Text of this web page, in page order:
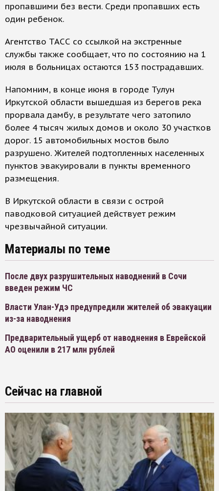
пропавшими без вести. Среди пропавших есть
один ребенок.
Агентство ТАСС со ссылкой на экстренные
службы также сообщает, что по состоянию на 1
июля в больницах остаются 153 пострадавших.
Напомним, в конце июня в городе Тулун
Иркутской области вышедшая из берегов река
прорвала дамбу, в результате чего затопило
более 4 тысяч жилых домов и около 30 участков
дорог. 15 автомобильных мостов было
разрушено. Жителей подтопленных населенных
пунктов эвакуировали в пункты временного
размещения.
В Иркутской области в связи с острой
паводковой ситуацией действует режим
чрезвычайной ситуации.
Материалы по теме
После двух разрушительных наводнений в Сочи
введен режим ЧС
Власти Улан-Удэ предупредили жителей об эвакуации
из-за наводнения
Предварительный ущерб от наводнения в Еврейской
АО оценили в 217 млн рублей
Сейчас на главной